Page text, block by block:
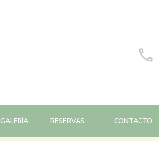
GALERÍA RESERVAS CONTACTO